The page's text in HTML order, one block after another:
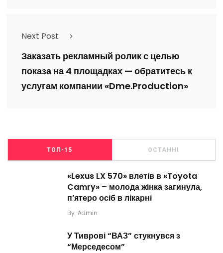
Next Post
Заказать рекламный ролик с целью
показа на 4 площадках — обратитесь к
услугам компании «Dme.Production»
ТОП-15 ОСТАННІ
«Lexus LX 570» влетів в «Toyota
Camry» – молода жінка загинула,
п’ятеро осіб в лікарні
By Admin
У Тиврові “ВАЗ” стукнувся з
“Мерседесом”